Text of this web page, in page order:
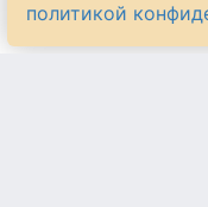
политикой